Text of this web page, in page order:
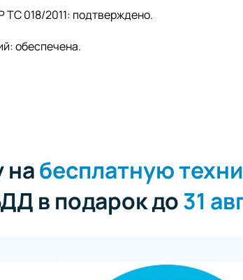
ТС 018/2011: подтверждено.
обеспечена.
набесплатную
в подарок до31